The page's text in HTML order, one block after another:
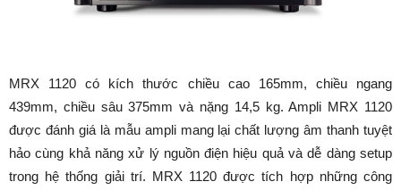
MRX 1120 có kích thước chiều cao 165mm, chiều ngang
439mm, chiều sâu 375mm và nặng 14,5 kg. Ampli MRX 1120
được đánh giá là mẫu ampli mang lại chất lượng âm thanh tuyệt
hảo cùng khả năng xử lý nguồn điện hiệu quả và dễ dàng setup
trong hệ thống giải trí. MRX 1120 được tích hợp những công